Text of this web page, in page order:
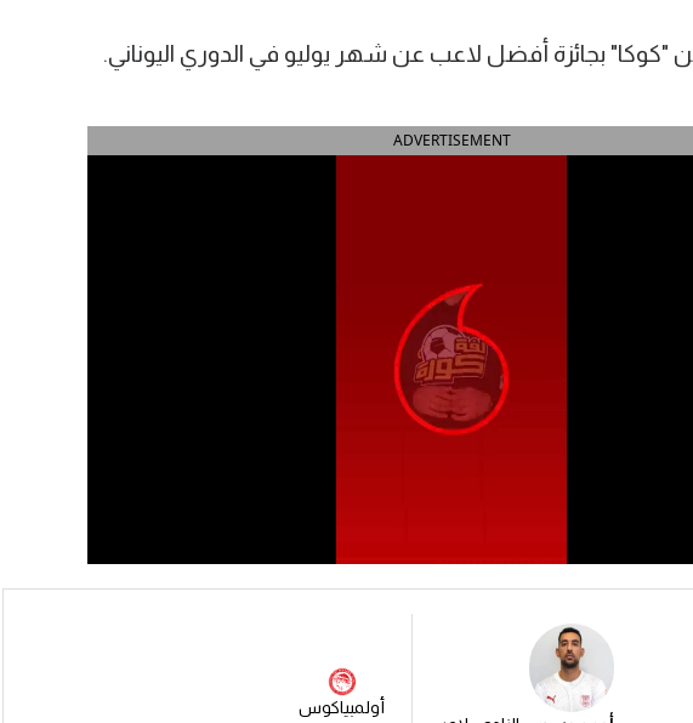
بجائزة أفضل لاعب عن شهر يوليو في الدوري اليوناني.
ADVERTISEMENT
أولمبياكوس